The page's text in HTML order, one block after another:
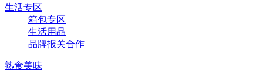
生活专区
箱包专区
生活用品
品牌报关合作
熟食美味